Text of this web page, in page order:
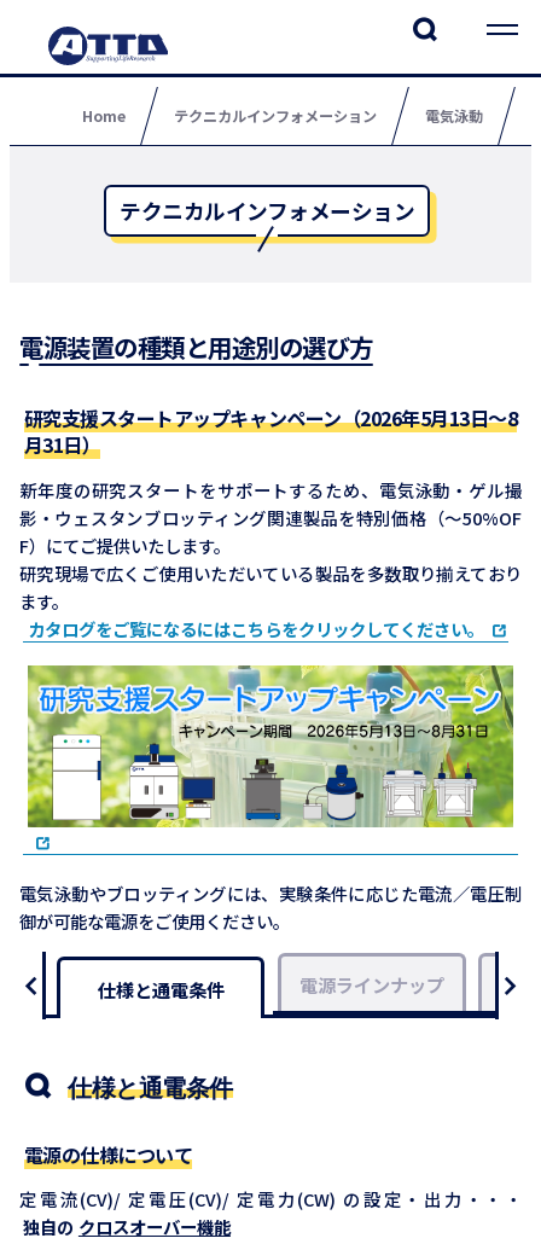
Home テクニカルインフォメーション 電気泳動
テクニカルインフォメーション
電源装置の種類と用途別の選び方
研究支援スタートアップキャンペーン（2026年5月13日～8
月31日）
新年度の研究スタートをサポートするため、電気泳動・ゲル撮
影・ウェスタンブロッティング関連製品を特別価格（～50%OF
F）にてご提供いたします。
研究現場で広くご使用いただいている製品を多数取り揃えており
ます。
カタログをご覧になるにはこちらをクリックしてください。
電気泳動やブロッティングには、実験条件に応じた電流／電圧制
御が可能な電源をご使用ください。
仕様と通電条件 電源ラインナップ 用
仕様と通電条件
電源の仕様について
定電流(CV)/ 定電圧(CV)/ 定電力(CW) の設定・出力・・・
独自の クロスオーバー機能